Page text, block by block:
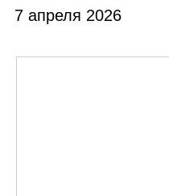
7 апреля 2026